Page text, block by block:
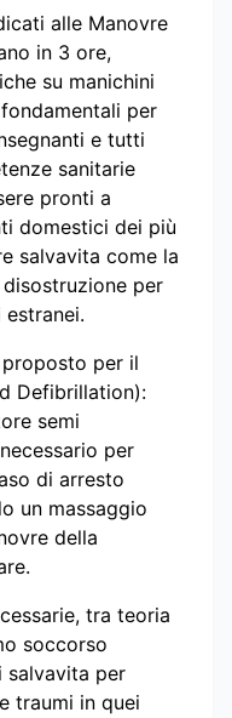
alle Manovre
in 3 ore,
su manichini
per
e tutti
sanitarie
pronti a
domestici dei più
salvavita come la
per
per il
Defibrillation):
semi
per
di arresto
un massaggio
della
tra teoria
soccorso
salvavita per
traumi in quei